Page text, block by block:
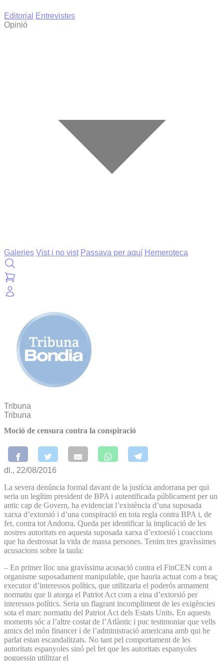
Editorial
Entrevistes
Opinió
Galeries Vist i no vist Passava per aquí Hemeroteca
Tribuna
Tribuna
Moció de censura contra la conspiració
dl., 22/08/2016
La severa denúncia formal davant de la justícia andorrana per qui
seria un legítim president de BPA i autentificada públicament per un
antic cap de Govern, ha evidenciat l’existència d’una suposada
xarxa d’extorsió i d’una conspiració en tota regla contra BPA i, de
fet, contra tot Andorra. Queda per identificar la implicació de les
nostres autoritats en aquesta suposada xarxa d’extorsió i coaccions
que ha destrossat la vida de massa persones. Tenim tres gravíssimes
acusacions sobre la taula:
– En primer lloc una gravíssima acusació contra el FinCEN com a
organisme suposadament manipulable, que hauria actuat com a braç
executor d’interessos polítics, que utilitzaria el poderós armament
normatiu que li atorga el Patriot Act com a eina d’extorsió per
interessos polítics. Seria un flagrant incompliment de les exigències
sota el marc normatiu del Patriot Act dels Estats Units. En aquests
moments sóc a l’altre costat de l’Atlàntic i puc testimoniar que vells
amics del món financer i de l’administració americana amb qui he
parlat estan escandalitzats. No tant pel comportament de les
autoritats espanyoles sinó pel fet que les autoritats espanyoles
poguessin utilitzar el